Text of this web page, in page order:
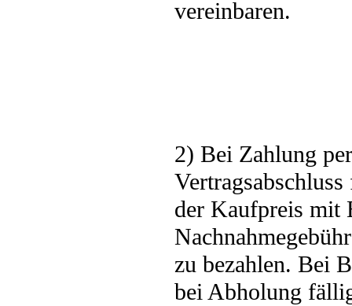
vereinbaren.
2) Bei Zahlung
der Kaufpreis mit
zu bezahlen. Bei
bei Abholung